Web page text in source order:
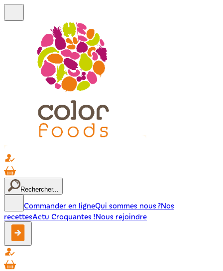
Rechercher...
Commander en ligneQui sommes nous ?Nos
recettesActu Croquantes !Nous rejoindre